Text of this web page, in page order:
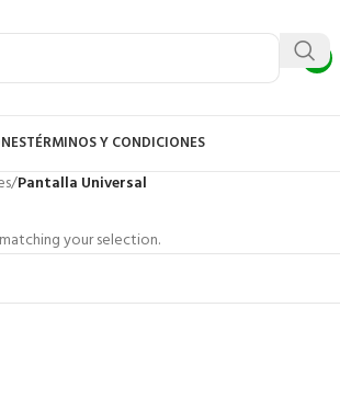
TÉRMINOS Y CONDICIONES
/Pantalla Universal
your selection.